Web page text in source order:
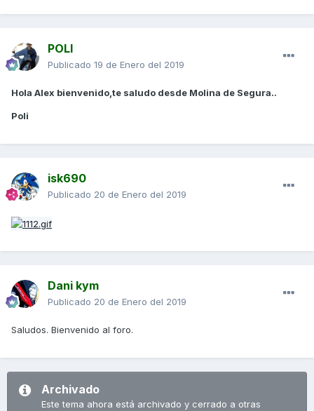
POLI
Publicado 19 de Enero del 2019
Hola Alex bienvenido,te saludo desde Molina de Segura..
Poli
isk690
Publicado 20 de Enero del 2019
Dani kym
Publicado 20 de Enero del 2019
Saludos. Bienvenido al foro.
Archivado
Este tema ahora está archivado y cerrado a otras